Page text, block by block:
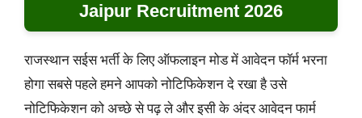
Jaipur Recruitment 2026
राजस्थान सईस भर्ती के लिए ऑफलाइन मोड में आवेदन फॉर्म भरना
होगा सबसे पहले हमने आपको नोटिफिकेशन दे रखा है उसे
नोटिफिकेशन को अच्छे से पढ़ ले और इसी के अंदर आवेदन फार्म